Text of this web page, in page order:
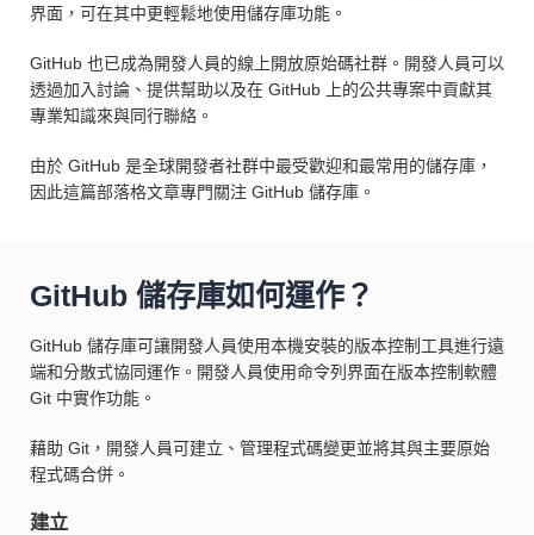
界面，可在其中更輕鬆地使用儲存庫功能。
GitHub 也已成為開發人員的線上開放原始碼社群。開發人員可以
透過加入討論、提供幫助以及在 GitHub 上的公共專案中貢獻其
專業知識來與同行聯絡。
由於 GitHub 是全球開發者社群中最受歡迎和最常用的儲存庫，
因此這篇部落格文章專門關注 GitHub 儲存庫。
GitHub 儲存庫如何運作？
GitHub 儲存庫可讓開發人員使用本機安裝的版本控制工具進行遠
端和分散式協同運作。開發人員使用命令列界面在版本控制軟體
Git 中實作功能。
藉助 Git，開發人員可建立、管理程式碼變更並將其與主要原始
程式碼合併。
建立